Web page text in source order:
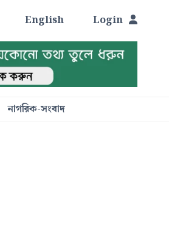
English Login
নাগরিক-সংবাদ